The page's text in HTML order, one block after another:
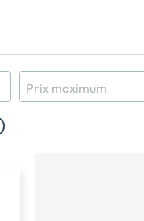
Prix maximum